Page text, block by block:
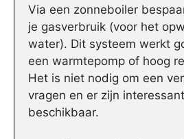
Via een zonneboiler
je gasverbruik (voor het
water). Dit systeem werkt
een warmtepomp of hoog
Het is niet nodig om een
vragen en er zijn
beschikbaar.